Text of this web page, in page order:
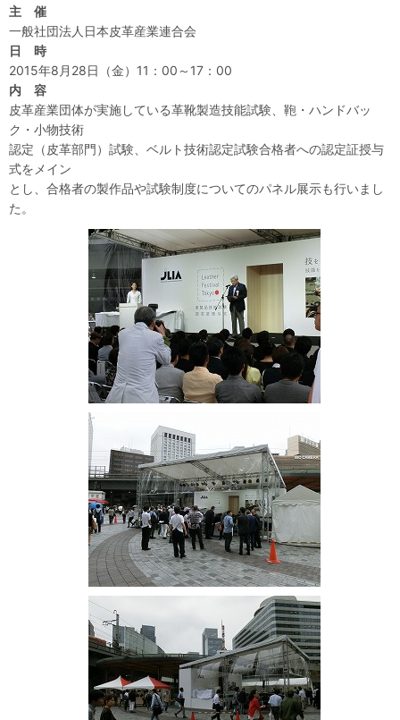
主 催
一般社団法人日本皮革産業連合会
日 時
2015年8月28日（金）11：00～17：00
内 容
皮革産業団体が実施している革靴製造技能試験、鞄・ハンドバッ
ク・小物技術
認定（皮革部門）試験、ベルト技術認定試験合格者への認定証授与
式をメイン
とし、合格者の製作品や試験制度についてのパネル展示も行いまし
た。